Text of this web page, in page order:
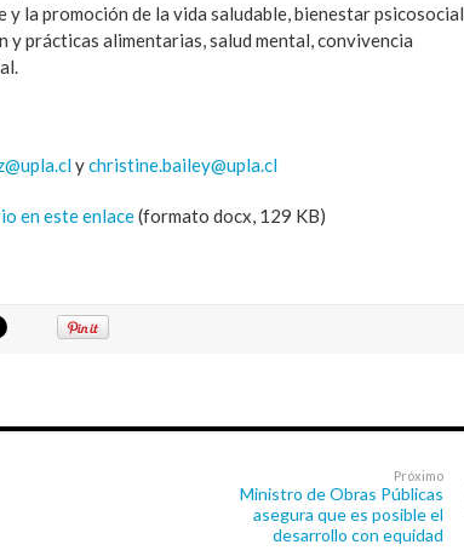
la promoción de la vida saludable, bienestar psicosocial,
y prácticas alimentarias, salud mental, convivencia
ychristine.bailey@upla.cl
en este enlace(formato docx, 129 KB)
Próximo
Ministro de Obras Públicas
asegura que es posible el
desarrollo con equidad